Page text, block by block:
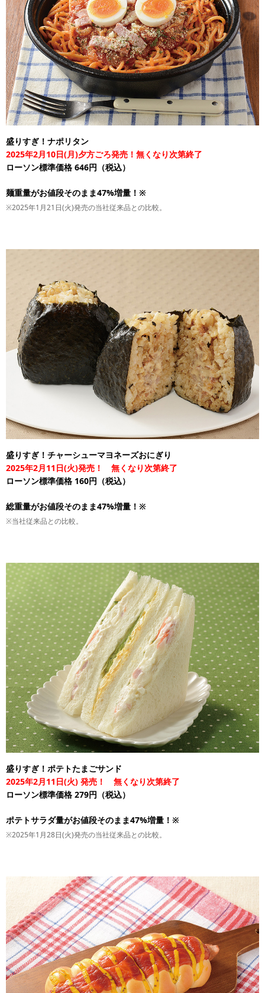
盛りすぎ！ナポリタン
2025年2月10日(月)夕方ごろ発売！無くなり次第終了
ローソン標準価格 646円（税込）
麺重量がお値段そのまま47%増量！※
※2025年1月21日(火)発売の当社従来品との比較。
盛りすぎ！チャーシューマヨネーズおにぎり
2025年2月11日(火)発売！ 無くなり次第終了
ローソン標準価格 160円（税込）
総重量がお値段そのまま47%増量！※
※当社従来品との比較。
盛りすぎ！ポテトたまごサンド
2025年2月11日(火) 発売！ 無くなり次第終了
ローソン標準価格 279円（税込）
ポテトサラダ量がお値段そのまま47%増量！※
※2025年1月28日(火)発売の当社従来品との比較。